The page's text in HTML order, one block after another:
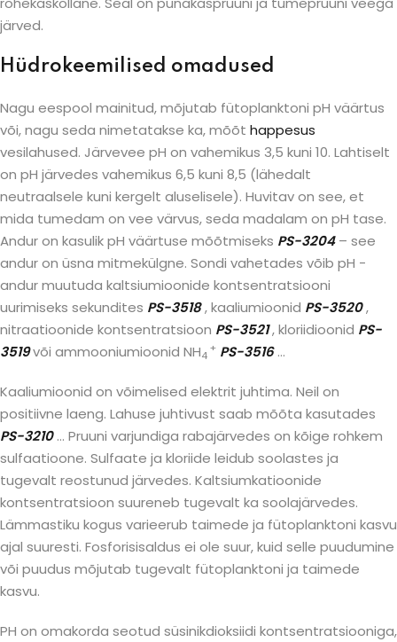
järved.
Hüdrokeemilised omadused
Nagu eespool mainitud, mõjutab fütoplanktoni pH väärtus
või, nagu seda nimetatakse ka, mõõt happesus
vesilahused. Järvevee pH on vahemikus 3,5 kuni 10. Lahtiselt
on pH järvedes vahemikus 6,5 kuni 8,5 (lähedalt
neutraalsele kuni kergelt aluselisele). Huvitav on see, et
mida tumedam on vee värvus, seda madalam on pH tase.
Andur on kasulik pH väärtuse mõõtmiseks PS-3204– see
andur on üsna mitmekülgne. Sondi vahetades võib pH -
andur muutuda kaltsiumioonide kontsentratsiooni
uurimiseks sekundites PS-3518, kaaliumioonid PS-3520,
nitraatioonide kontsentratsioon PS-3521, kloriidioonid PS-
3519või ammooniumioonid NH4
+ PS-3516…
Kaaliumioonid on võimelised elektrit juhtima. Neil on
positiivne laeng. Lahuse juhtivust saab mõõta kasutades
PS-3210… Pruuni varjundiga rabajärvedes on kõige rohkem
sulfaatioone. Sulfaate ja kloriide leidub soolastes ja
tugevalt reostunud järvedes. Kaltsiumkatioonide
kontsentratsioon suureneb tugevalt ka soolajärvedes.
Lämmastiku kogus varieerub taimede ja fütoplanktoni kasvu
ajal suuresti. Fosforisisaldus ei ole suur, kuid selle puudumine
või puudus mõjutab tugevalt fütoplanktoni ja taimede
kasvu.
PH on omakorda seotud süsinikdioksiidi kontsentratsiooniga,